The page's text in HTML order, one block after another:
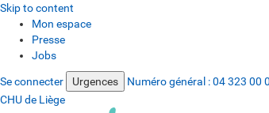
Skip to content
Mon espace
Presse
Jobs
Se connecter Urgences Numéro général :04 323 00
CHU de Liège